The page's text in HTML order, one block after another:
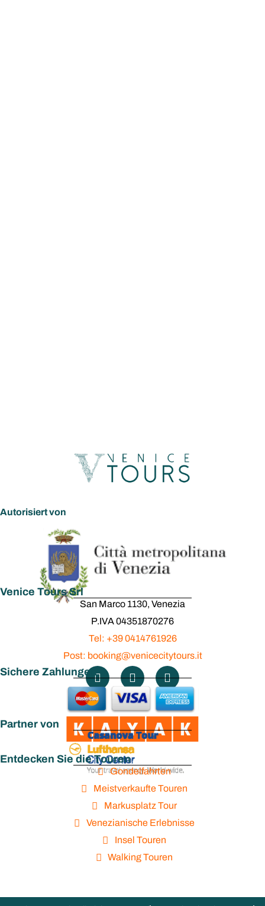
Autorisiert von
Venice Tours Srl
San Marco 1130, Venezia
P.IVA 04351870276
Tel: +39 0414761926
Post: booking@venicecitytours.it
Sichere Zahlungen
Partner von
Entdecken Sie die Touren
Gondelfahrten
Meistverkaufte Touren
Markusplatz Tour
Venezianische Erlebnisse
Insel Touren
Walking Touren